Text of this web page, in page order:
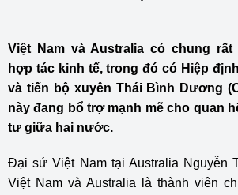
Việt Nam và Australia có chung
hợp tác kinh tế, trong đó có Hiệp
và tiến bộ xuyên Thái Bình Dương
này đang bổ trợ mạnh mẽ cho quan
tư giữa hai nước.
Đại sứ Việt Nam tại Australia Nguyễn
Việt Nam và Australia là thành viên